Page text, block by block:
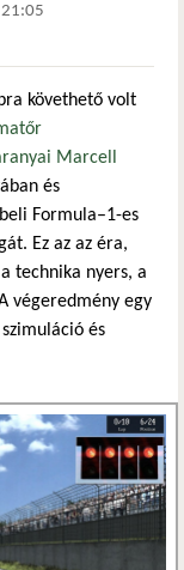
követhető volt
Marcell
és
Formula–1-es
Ez az az éra,
technika nyers, a
végeredmény egy
és